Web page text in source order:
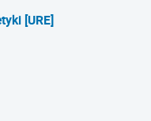
[URE]